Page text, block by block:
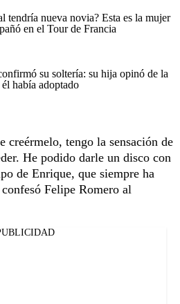
tendría nueva novia? Esta es la mujer
en el Tour de Francia
su soltería: su hija opinó de la
había adoptado
creérmelo, tengo la sensación de
He podido darle un disco con
de Enrique, que siempre ha
Felipe Romero al